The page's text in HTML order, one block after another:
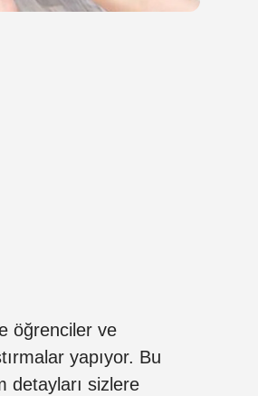
öğrenciler ve
yapıyor. Bu
detayları sizlere